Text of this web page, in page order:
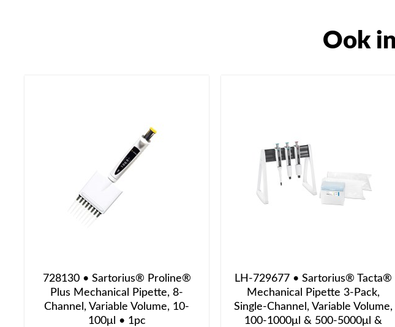
Ook
728130 • Sartorius® Proline®
Plus Mechanical Pipette, 8-
Channel, Variable Volume, 10-
100μl • 1pc
LH-729677 • Sartorius® Tacta®
Mechanical Pipette 3-Pack,
Single-Channel, Variable Volume,
100-1000μl & 500-5000μl &